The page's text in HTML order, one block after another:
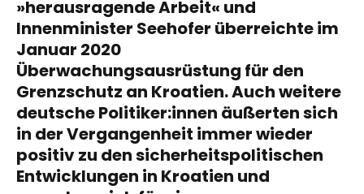
»herausragende Arbeit« und
Innenminister Seehofer überreichte im
Januar 2020
Überwachungsausrüstung für den
Grenzschutz an Kroatien. Auch weitere
deutsche Politiker:innen äußerten sich
in der Vergangenheit immer wieder
positiv zu den sicherheitspolitischen
Entwicklungen in Kroatien und